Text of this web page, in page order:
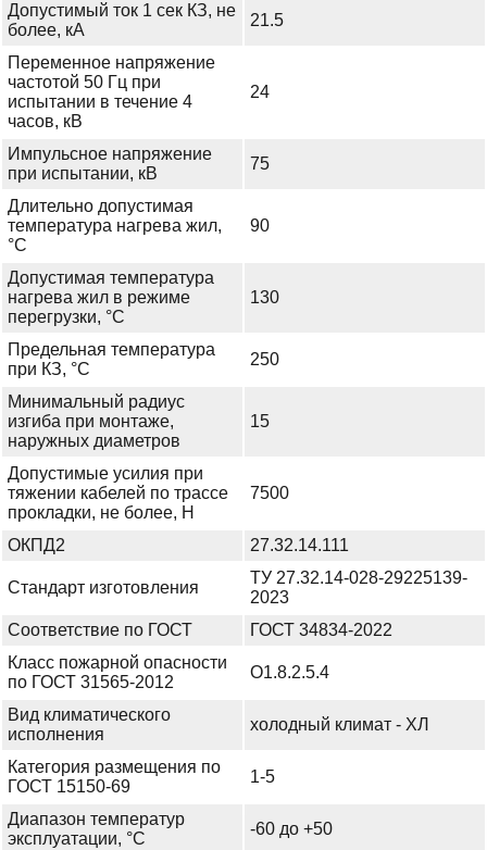
Допустимый ток 1 сек КЗ, не
более, кА
21.5
Переменное напряжение
частотой 50 Гц при
испытании в течение 4
часов, кВ
24
Импульсное напряжение
при испытании, кВ
75
Длительно допустимая
температура нагрева жил,
°С
90
Допустимая температура
нагрева жил в режиме
перегрузки, °С
130
Предельная температура
при КЗ, °С
250
Минимальный радиус
изгиба при монтаже,
наружных диаметров
15
Допустимые усилия при
тяжении кабелей по трассе
прокладки, не более, Н
7500
ОКПД2 27.32.14.111
Стандарт изготовления
ТУ 27.32.14-028-29225139-
2023
Соответствие по ГОСТ
ГОСТ 34834-2022
Класс пожарной опасности
по ГОСТ 31565-2012
О1.8.2.5.4
Вид климатического
исполнения
холодный климат - ХЛ
Категория размещения по
ГОСТ 15150-69
1-5
Диапазон температур
эксплуатации, °С
-60 до +50